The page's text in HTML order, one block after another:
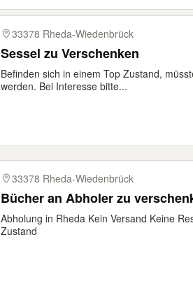
33378 Rheda-Wiedenbrück
Sessel zu Verschenken
Befinden sich in einem Top Zustand,
werden. Bei Interesse bitte...
33378 Rheda-Wiedenbrück
Bücher an Abholer zu
Abholung in Rheda Kein Versand Keine
Zustand